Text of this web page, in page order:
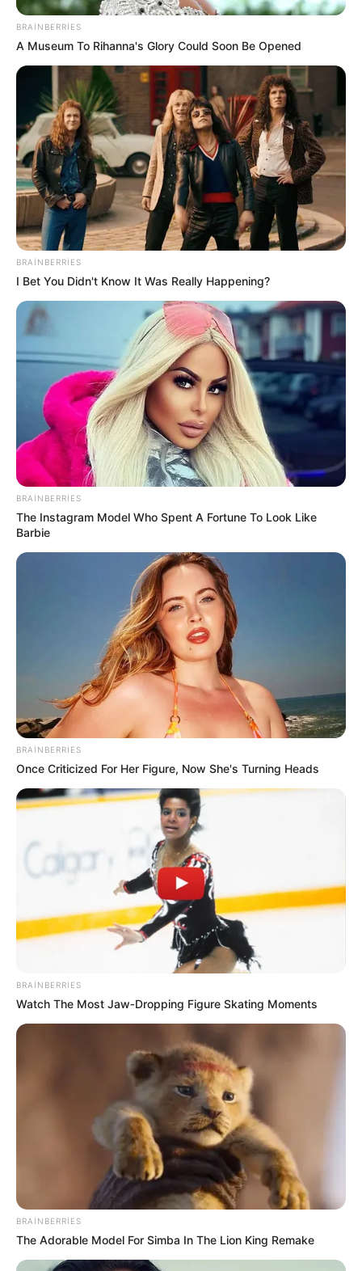
22:24 / 05 Avqust 2026 CƏMİYYƏT
Daha üç küçədətəmir işlərinə başlanılır
82
22:10 / 05 Avqust 2026 CƏMİYYƏT
Bakıda MƏSCİDYANIR
79
21:39 / 05 Avqust 2026
Bu restoranda müştərilər tamamilə
çılpaq nahar edirlər
BRAINBERRIES
A Museum To Rihanna's Glory Could Soon Be Opened
BRAINBERRIES
I Bet You Didn't Know It Was Really Happening?
BRAINBERRIES
The Instagram Model Who Spent A Fortune To Look Like
Barbie
BRAINBERRIES
Once Criticized For Her Figure, Now She's Turning Heads
BRAINBERRIES
Watch The Most Jaw‑Dropping Figure Skating Moments
BRAINBERRIES
The Adorable Model For Simba In The Lion King Remake